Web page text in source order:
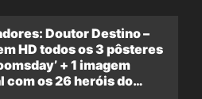
Doutor Destino –
HD todos os 3 pôsteres
+ 1 imagem
com os 26 heróis do